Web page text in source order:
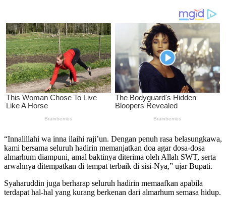
“Innalillahi wa inna ilaihi raji’un. Dengan penuh rasa belasungkawa,
kami bersama seluruh hadirin memanjatkan doa agar dosa-dosa
almarhum diampuni, amal baktinya diterima oleh Allah SWT, serta
arwahnya ditempatkan di tempat terbaik di sisi-Nya,” ujar Bupati.
Syaharuddin juga berharap seluruh hadirin memaafkan apabila
terdapat hal-hal yang kurang berkenan dari almarhum semasa hidup.